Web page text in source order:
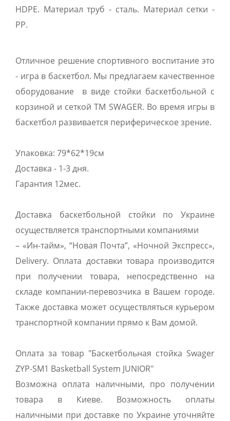
HDPE. Материал труб - сталь. Материал сетки -
PP.
Отличное решение спортивного воспитание это
- игра в баскетбол. Мы предлагаем качественное
оборудование в виде стойки баскетбольной с
корзиной и сеткой ТМ SWAGER. Во время игры в
баскетбол развивается периферическое зрение.
Упаковка: 79*62*19см
Доставка - 1-3 дня.
Гарантия 12мес.
Доставка баскетбольной стойки по Украине
осуществляется транспортными компаниями
– «Ин-тайм», “Новая Почта”, «Ночной Экспресс»,
Delivery. Оплата доставки товара производится
при получении товара, непосредственно на
складе компании-перевозчика в Вашем городе.
Также доставка может осуществляться курьером
транспортной компании прямо к Вам домой.
Оплата за товар "Баскетбольная стойка Swager
ZYP-SM1 Basketball System JUNIOR"
Возможна оплата наличными, про получении
товара в Киеве. Возможность оплаты
наличными при доставке по Украине уточняйте